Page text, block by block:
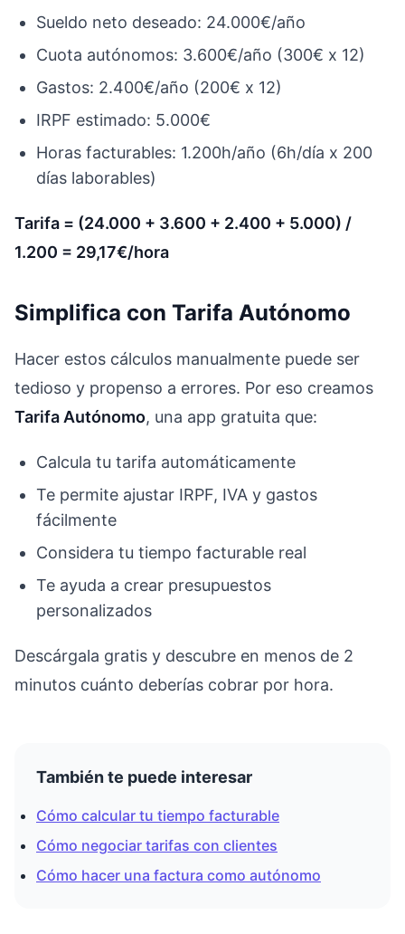
Sueldo neto deseado: 24.000€/año
Cuota autónomos: 3.600€/año (300€ x 12)
Gastos: 2.400€/año (200€ x 12)
IRPF estimado: 5.000€
Horas facturables: 1.200h/año (6h/día x 200
días laborables)
Tarifa = (24.000 + 3.600 + 2.400 + 5.000) /
1.200 = 29,17€/hora
Simplifica con Tarifa Autónomo
Hacer estos cálculos manualmente puede ser
tedioso y propenso a errores. Por eso creamos
Tarifa Autónomo, una app gratuita que:
Calcula tu tarifa automáticamente
Te permite ajustar IRPF, IVA y gastos
fácilmente
Considera tu tiempo facturable real
Te ayuda a crear presupuestos
personalizados
Descárgala gratis y descubre en menos de 2
minutos cuánto deberías cobrar por hora.
También te puede interesar
Cómo calcular tu tiempo facturable
Cómo negociar tarifas con clientes
Cómo hacer una factura como autónomo